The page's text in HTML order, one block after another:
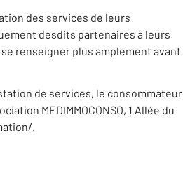
des services de leurs
desdits partenaires à leurs
renseigner plus amplement avant
de services, le consommateur
MEDIMMOCONSO, 1 Allée du
.